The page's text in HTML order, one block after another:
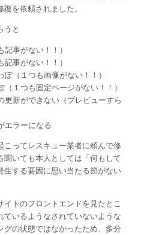
を依頼されました。
うと
事がない！！）
事がない！！）
ぽ（１つも画像がない！！）
１つも固定ページがない！！）
更新ができない（プレビューすら
エラーになる
こってレスキュー業者に頼んで修
いても本人としては「何もして
生する要因に思い当たる節がない
トのフロントエンドを見たとこ
ているようなされていないような
グの状態ではなかったため、多分